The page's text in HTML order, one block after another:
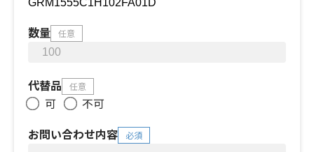
数量 任意
代替品 任意
可
不可
お問い合わせ内容
必須